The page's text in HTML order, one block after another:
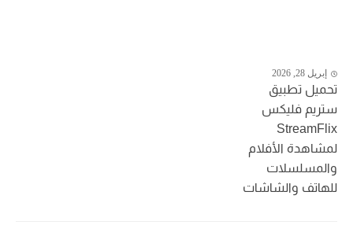
إبريل 28, 2026
تحميل تطبيق
ستريم فليكس
StreamFlix
لمشاهدة الأفلام
والمسلسلات
للهاتف والشاشات